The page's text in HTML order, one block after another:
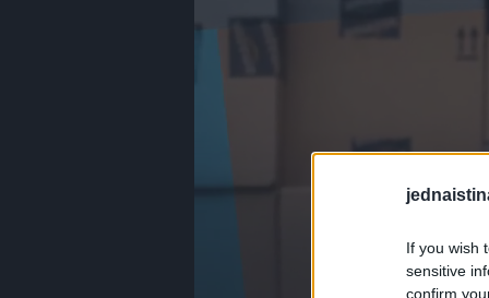
If you wish
sensitive
confirm